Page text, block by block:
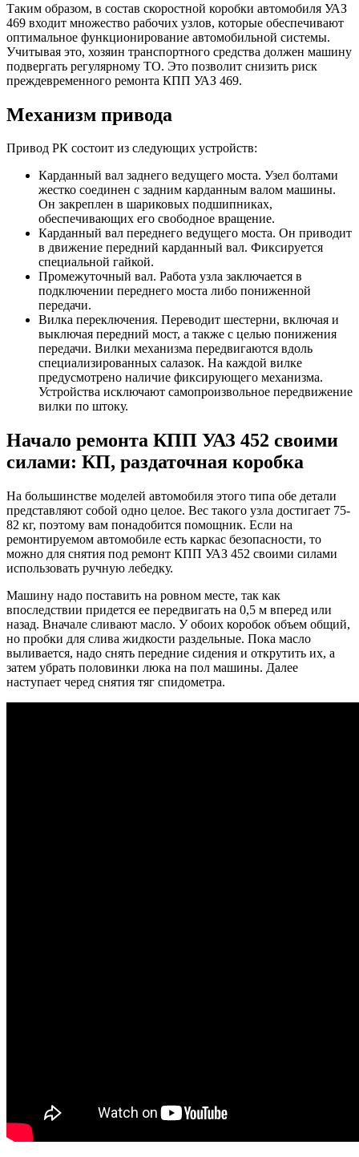
Таким образом, в состав скоростной коробки автомобиля УАЗ
469 входит множество рабочих узлов, которые обеспечивают
оптимальное функционирование автомобильной системы.
Учитывая это, хозяин транспортного средства должен машину
подвергать регулярному ТО. Это позволит снизить риск
преждевременного ремонта КПП УАЗ 469.
Механизм привода
Привод РК состоит из следующих устройств:
Карданный вал заднего ведущего моста. Узел болтами
жестко соединен с задним карданным валом машины.
Он закреплен в шариковых подшипниках,
обеспечивающих его свободное вращение.
Карданный вал переднего ведущего моста. Он приводит
в движение передний карданный вал. Фиксируется
специальной гайкой.
Промежуточный вал. Работа узла заключается в
подключении переднего моста либо пониженной
передачи.
Вилка переключения. Переводит шестерни, включая и
выключая передний мост, а также с целью понижения
передачи. Вилки механизма передвигаются вдоль
специализированных салазок. На каждой вилке
предусмотрено наличие фиксирующего механизма.
Устройства исключают самопроизвольное передвижение
вилки по штоку.
Начало ремонта КПП УАЗ 452 своими
силами: КП, раздаточная коробка
На большинстве моделей автомобиля этого типа обе детали
представляют собой одно целое. Вес такого узла достигает 75-
82 кг, поэтому вам понадобится помощник. Если на
ремонтируемом автомобиле есть каркас безопасности, то
можно для снятия под ремонт КПП УАЗ 452 своими силами
использовать ручную лебедку.
Машину надо поставить на ровном месте, так как
впоследствии придется ее передвигать на 0,5 м вперед или
назад. Вначале сливают масло. У обоих коробок объем общий,
но пробки для слива жидкости раздельные. Пока масло
выливается, надо снять передние сидения и открутить их, а
затем убрать половинки люка на пол машины. Далее
наступает черед снятия тяг спидометра.